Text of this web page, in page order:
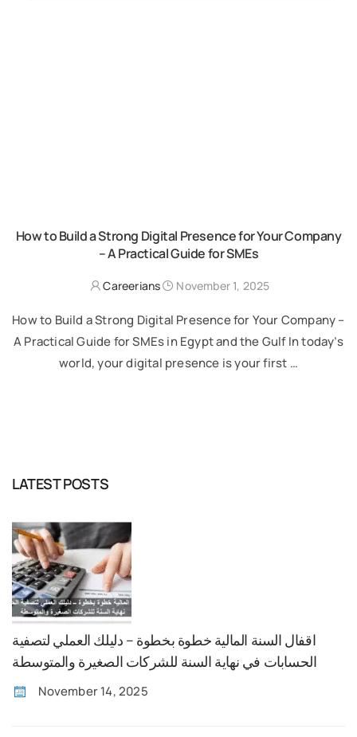
How to Build a Strong Digital Presence for Your Company
– A Practical Guide for SMEs
Careerians November 1, 2025
How to Build a Strong Digital Presence for Your Company –
A Practical Guide for SMEs in Egypt and the Gulf In today’s
world, your digital presence is your first …
LATEST POSTS
اقفال السنة المالية خطوة بخطوة – دليلك العملي لتصفية
الحسابات في نهاية السنة للشركات الصغيرة والمتوسطة
November 14, 2025